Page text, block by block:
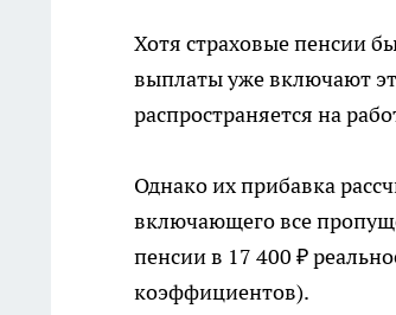
Хотя страховые пенсии
выплаты уже включают
распространяется на
Однако их прибавка
включающего все
пенсии в 17 400 ₽
коэффициентов).